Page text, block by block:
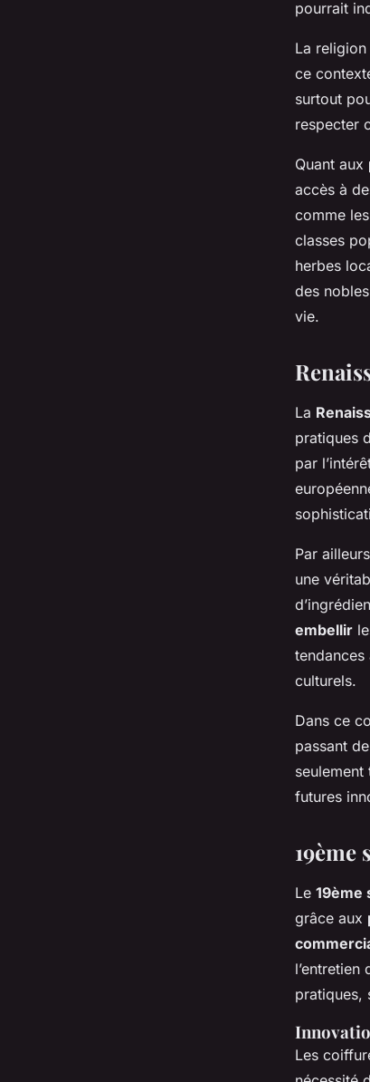
pourrait
La
ce
surtout
respecter
Quant aux
accès à
comme
classes
herbes
des
vie.
La
pratiques
par
Par
une
embellir
culturels.
Dans ce
passant
futures
19ème
Le 19ème
grâce aux
pratiques,
Les